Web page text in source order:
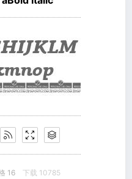
16 下载 10785